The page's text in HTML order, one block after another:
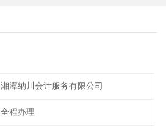
湘潭纳川会计服务有限公司
全程办理